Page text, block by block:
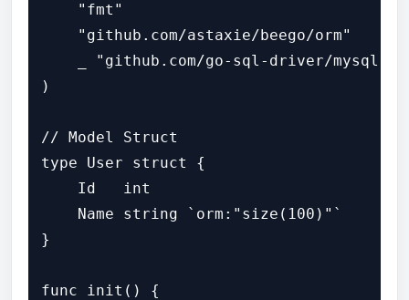
    "fmt"
    "github.com/astaxie/beego/orm"
_ "github.com/go-sql-driver/mysql"
)
// Model Struct
type User struct {
    Id   int
    Name string `orm:"size(100)"`
}
func init() {